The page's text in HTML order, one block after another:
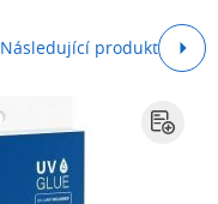
Následující produkt